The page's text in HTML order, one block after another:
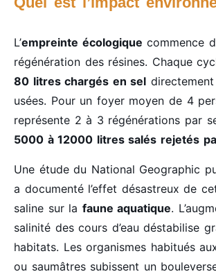
L’empreinte écologique commence
régénération des résines. Chaque
80 litres chargés en sel
usées. Pour un foyer moyen de 4
représente 2 à 3 régénérations par
5000 à 12000 litres salés rejetés
Une étude du National Geographic
a documenté l’effet désastreux de
saline sur la faune aquatique.
salinité des cours d’eau déstabilise
habitats. Les organismes habitués
ou saumâtres subissent un